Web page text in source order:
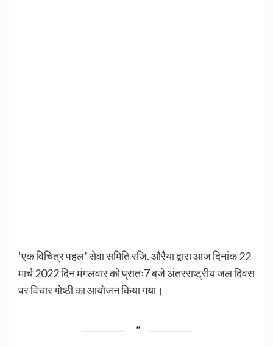
‘एक विचित्र पहल’ सेवा समिति रजि. औरैया द्वारा आज दिनांक 22
मार्च 2022 दिन मंगलवार को प्रातः7 बजे अंतरराष्ट्रीय जल दिवस
पर विचार गोष्ठी का आयोजन किया गया।